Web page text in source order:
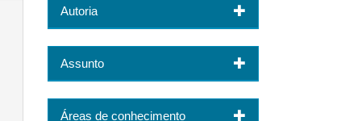
Autoria
Assunto
Áreas de conhecimento